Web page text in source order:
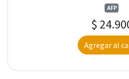
AFP
$
Agregar al